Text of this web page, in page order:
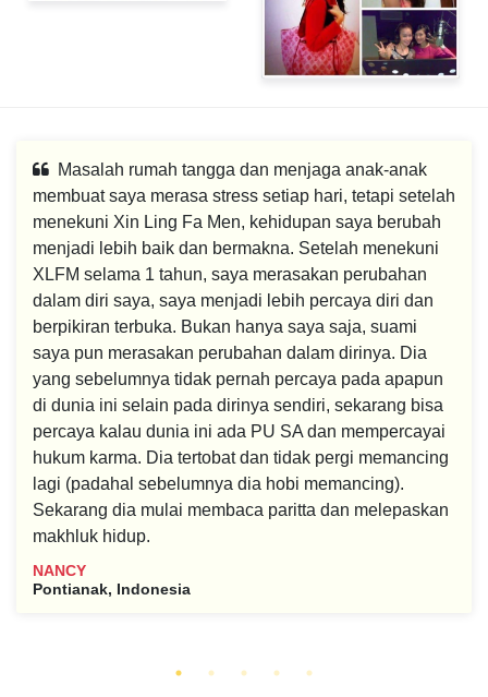
Masalah rumah tangga dan menjaga anak-anak
membuat saya merasa stress setiap hari, tetapi setelah
menekuni Xin Ling Fa Men, kehidupan saya berubah
menjadi lebih baik dan bermakna. Setelah menekuni
XLFM selama 1 tahun, saya merasakan perubahan
dalam diri saya, saya menjadi lebih percaya diri dan
berpikiran terbuka. Bukan hanya saya saja, suami
saya pun merasakan perubahan dalam dirinya. Dia
yang sebelumnya tidak pernah percaya pada apapun
di dunia ini selain pada dirinya sendiri, sekarang bisa
percaya kalau dunia ini ada PU SA dan mempercayai
hukum karma. Dia tertobat dan tidak pergi memancing
lagi (padahal sebelumnya dia hobi memancing).
Sekarang dia mulai membaca paritta dan melepaskan
makhluk hidup.
NANCY
Pontianak, Indonesia